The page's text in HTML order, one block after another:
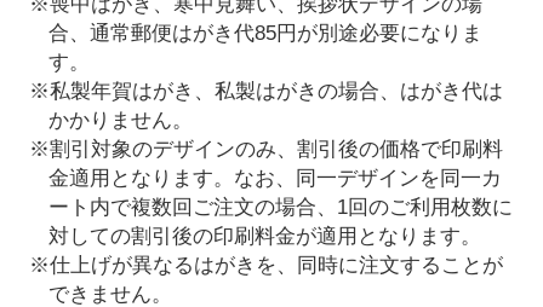
合、通常郵便はがき代85円が別途必要になりま
す。
※私製年賀はがき、私製はがきの場合、はがき代は
かかりません。
※割引対象のデザインのみ、割引後の価格で印刷料
金適用となります。なお、同一デザインを同一カ
ート内で複数回ご注文の場合、1回のご利用枚数に
対しての割引後の印刷料金が適用となります。
※仕上げが異なるはがきを、同時に注文することが
できません。